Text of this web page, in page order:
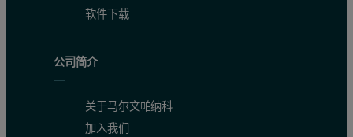
软件下载
公司简介
关于马尔文帕纳科
加入我们